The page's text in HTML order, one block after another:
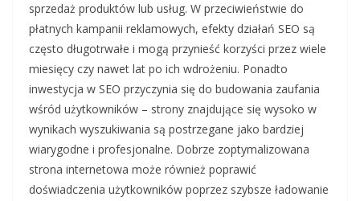
sprzedaż produktów lub usług. W przeciwieństwie do
płatnych kampanii reklamowych, efekty działań SEO są
często długotrwałe i mogą przynieść korzyści przez wiele
miesięcy czy nawet lat po ich wdrożeniu. Ponadto
inwestycja w SEO przyczynia się do budowania zaufania
wśród użytkowników – strony znajdujące się wysoko w
wynikach wyszukiwania są postrzegane jako bardziej
wiarygodne i profesjonalne. Dobrze zoptymalizowana
strona internetowa może również poprawić
doświadczenia użytkowników poprzez szybsze ładowanie